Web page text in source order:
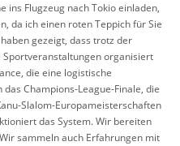
ins Flugzeug nach Tokio einladen,
da ich einen roten Teppich für Sie
gezeigt, dass trotz der
organisiert
die eine logistische
Champions-League-Finale, die
Slalom-Europameisterschaften
das System. Wir bereiten
sammeln auch Erfahrungen mit